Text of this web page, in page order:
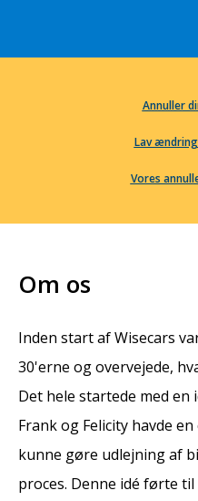
Annuller
Lav
Vores
Om os
Inden start af Wisecars
30'erne og overvejede,
Det hele startede med
Frank og Felicity havde
kunne gøre udlejning af
proces. Denne idé førte